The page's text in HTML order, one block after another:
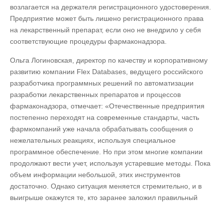
возлагается на держателя регистрационного удостоверения.
Предприятие может быть лишено регистрационного права
на лекарственный препарат, если оно не внедрило у себя
соответствующие процедуры фармаконадзора.
Ольга Логиновская, директор по качеству и корпоративному
развитию компании Flex Databases, ведущего российского
разработчика программных решений по автоматизации
разработки лекарственных препаратов и процессов
фармаконадзора, отмечает: «Отечественные предприятия
постепенно переходят на современные стандарты, часть
фармкомпаний уже начала обрабатывать сообщения о
нежелательных реакциях, используя специальное
программное обеспечение. Но при этом многие компании
продолжают вести учет, используя устаревшие методы. Пока
объем информации небольшой, этих инструментов
достаточно. Однако ситуация меняется стремительно, и в
выигрыше окажутся те, кто заранее заложил правильный